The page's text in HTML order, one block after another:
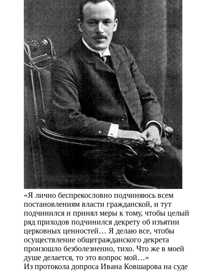
«Я лично беспрекословно подчиняюсь всем
постановлениям власти гражданской, и тут
подчинился и принял меры к тому, чтобы целый
ряд приходов подчинился декрету об изъятии
церковных ценностей… Я делаю все, чтобы
осуществление общегражданского декрета
произошло безболезненно, тихо. Что же в моей
душе делается, то это вопрос мой…»
Из протокола допроса Ивана Ковшарова на суде